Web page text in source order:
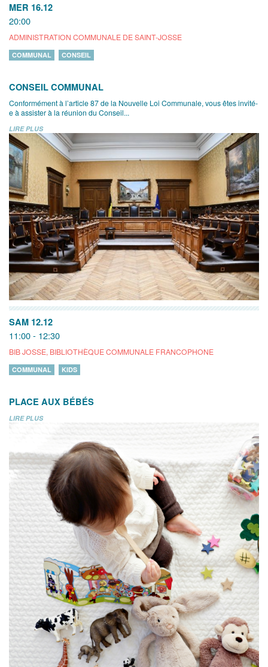
MER 16.12
20:00
ADMINISTRATION COMMUNALE DE SAINT-JOSSE
COMMUNAL CONSEIL
CONSEIL COMMUNAL
Conformément à l’article 87 de la Nouvelle Loi Communale, vous êtes invité-
e à assister à la réunion du Conseil...
LIRE PLUS
SAM 12.12
11:00 - 12:30
BIB JOSSE, BIBLIOTHÈQUE COMMUNALE FRANCOPHONE
COMMUNAL KIDS
PLACE AUX BÉBÉS
LIRE PLUS